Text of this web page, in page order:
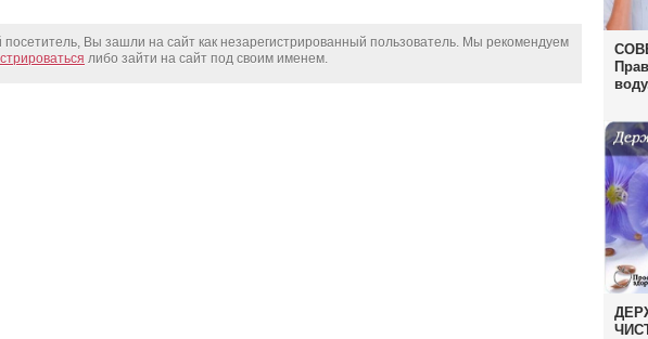
Вы зашли на сайт как незарегистрированный пользователь. Мы рекомендуем
либо зайти на сайт под своим именем.